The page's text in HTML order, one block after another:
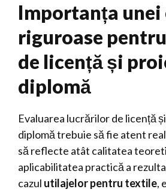
Importanța unei
riguroase
de licență și
diplomă
Evaluarea lucrărilor de licență
diplomă trebuie să fie atent
să reflecte atât calitatea
aplicabilitatea practică a
cazul utilajelor pentru textile,